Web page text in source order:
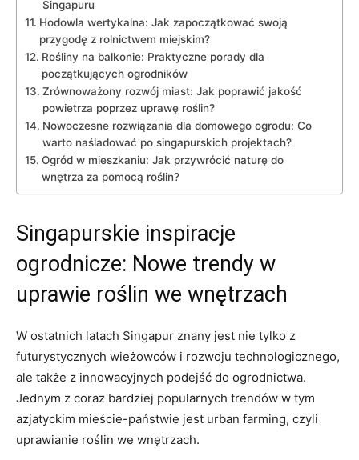
Singapuru
Hodowla wertykalna: Jak zapoczątkować swoją
‌przygodę z rolnictwem miejskim?
Rośliny ​na balkonie: Praktyczne ⁢porady dla​
początkujących​ ogrodników
Zrównoważony rozwój miast:⁣ Jak poprawić jakość
powietrza poprzez uprawę roślin?
Nowoczesne rozwiązania⁤ dla domowego ogrodu: Co
warto naśladować po⁢ singapurskich projektach?
Ogród w⁢ mieszkaniu:​ Jak przywrócić naturę do
⁣wnętrza za pomocą roślin?
Singapurskie inspiracje
ogrodnicze:‍ Nowe trendy w
uprawie roślin ​we wnętrzach
W‍ ostatnich latach Singapur​ znany jest nie tylko z
futurystycznych wieżowców i rozwoju technologicznego,
ale także z innowacyjnych podejść do⁣ ogrodnictwa.
Jednym z coraz​ bardziej popularnych trendów w tym
azjatyckim mieście-państwie jest urban farming, czyli
uprawianie roślin we wnętrzach.